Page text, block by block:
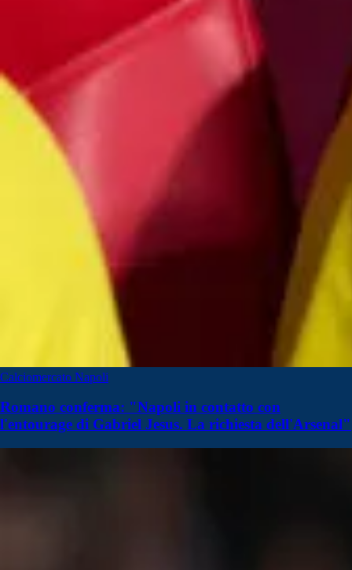
Calciomercato Napoli
Romano conferma: "Napoli in contatto con
l'entourage di Gabriel Jesus. La richiesta dell'Arsenal"